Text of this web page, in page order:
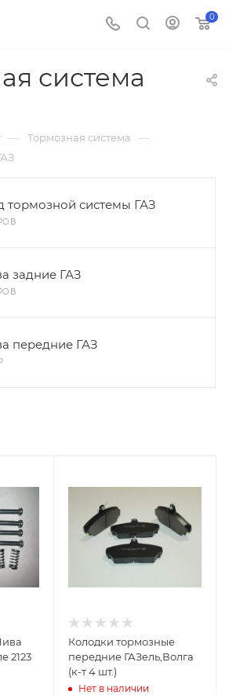
0
система
— Тормозная система —
тормозной системы ГАЗ
задние ГАЗ
передние ГАЗ
2123
Колодки тормозные
передние ГАЗель,Волга
(к-т 4 шт.)
Нет в наличии